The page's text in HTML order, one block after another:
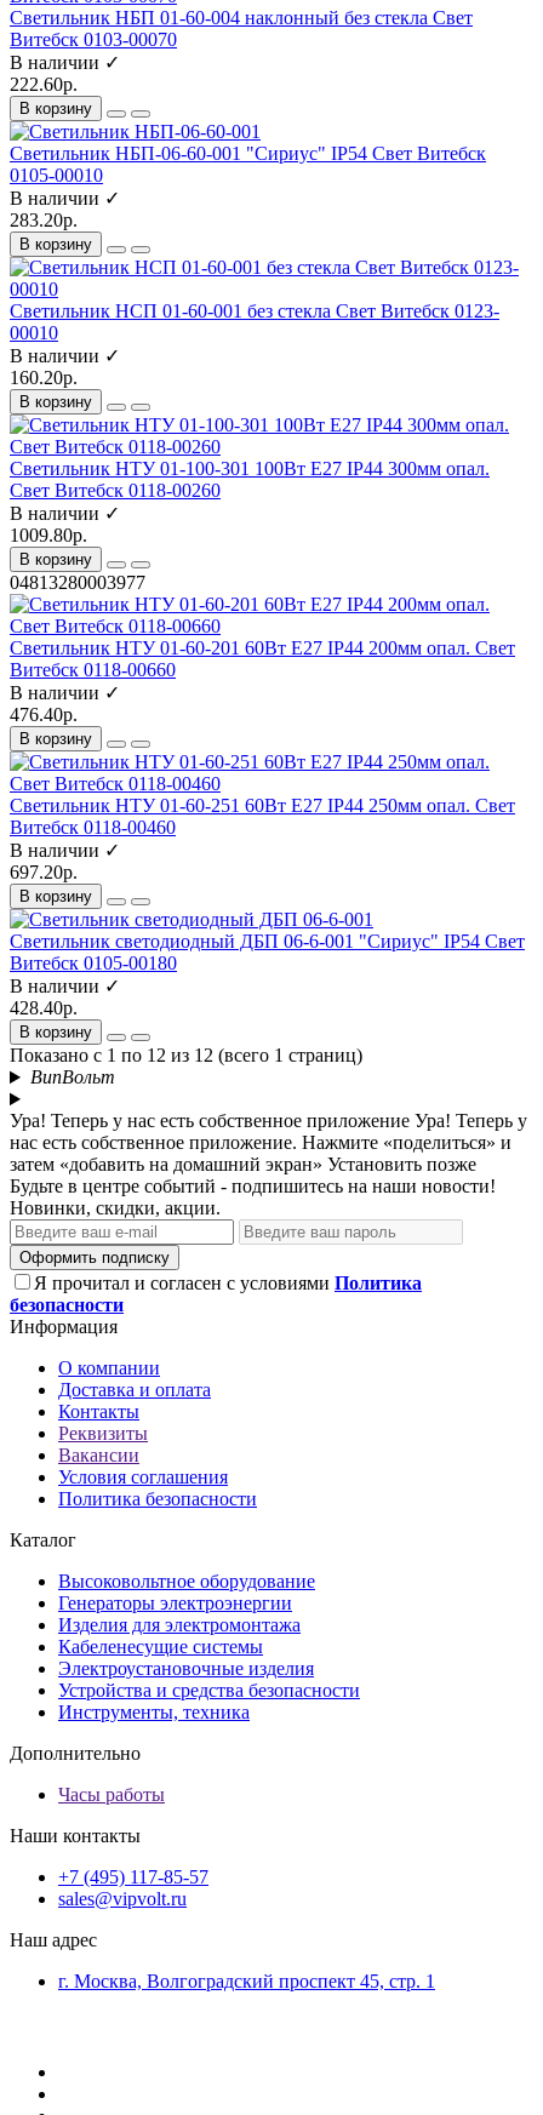
Светильник НБП 01-60-004 наклонный без стекла Свет
Витебск 0103-00070
В наличии ✓
222.60р.
В корзину
Светильник НБП-06-60-001 "Сириус" IP54 Свет Витебск
0105-00010
В наличии ✓
283.20р.
В корзину
Светильник НСП 01-60-001 без стекла Свет Витебск 0123-
00010
В наличии ✓
160.20р.
В корзину
Светильник НТУ 01-100-301 100Вт E27 IP44 300мм опал.
Свет Витебск 0118-00260
В наличии ✓
1009.80р.
В корзину
04813280003977
Светильник НТУ 01-60-201 60Вт E27 IP44 200мм опал. Свет
Витебск 0118-00660
В наличии ✓
476.40р.
В корзину
Светильник НТУ 01-60-251 60Вт E27 IP44 250мм опал. Свет
Витебск 0118-00460
В наличии ✓
697.20р.
В корзину
Светильник светодиодный ДБП 06-6-001 "Сириус" IP54 Свет
Витебск 0105-00180
В наличии ✓
428.40р.
В корзину
Показано с 1 по 12 из 12 (всего 1 страниц)
ВипВольт
Ура! Теперь у нас есть собственное приложение Ура! Теперь у
нас есть собственное приложение. Нажмите «поделиться» и
затем «добавить на домашний экран» Установить позже
Будьте в центре событий - подпишитесь на наши новости!
Новинки, скидки, акции.
Оформить подписку
Я прочитал и согласен с условиями Политика
безопасности
Информация
О компании
Доставка и оплата
Контакты
Реквизиты
Вакансии
Условия соглашения
Политика безопасности
Каталог
Высоковольтное оборудование
Генераторы электроэнергии
Изделия для электромонтажа
Кабеленесущие системы
Электроустановочные изделия
Устройства и средства безопасности
Инструменты, техника
Дополнительно
Часы работы
Наши контакты
+7 (495) 117-85-57
sales@vipvolt.ru
Наш адрес
г. Москва, Волгоградский проспект 45, стр. 1